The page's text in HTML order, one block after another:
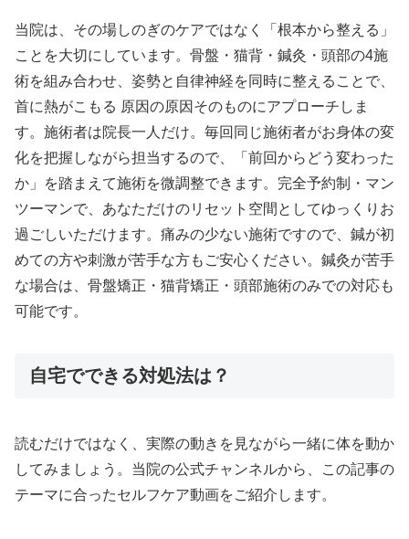
当院は、その場しのぎのケアではなく「根本から整える」
ことを大切にしています。骨盤・猫背・鍼灸・頭部の4施
術を組み合わせ、姿勢と自律神経を同時に整えることで、
首に熱がこもる 原因の原因そのものにアプローチしま
す。施術者は院長一人だけ。毎回同じ施術者がお身体の変
化を把握しながら担当するので、「前回からどう変わった
か」を踏まえて施術を微調整できます。完全予約制・マン
ツーマンで、あなただけのリセット空間としてゆっくりお
過ごしいただけます。痛みの少ない施術ですので、鍼が初
めての方や刺激が苦手な方もご安心ください。鍼灸が苦手
な場合は、骨盤矯正・猫背矯正・頭部施術のみでの対応も
可能です。
自宅でできる対処法は？
読むだけではなく、実際の動きを見ながら一緒に体を動か
してみましょう。当院の公式チャンネルから、この記事の
テーマに合ったセルフケア動画をご紹介します。